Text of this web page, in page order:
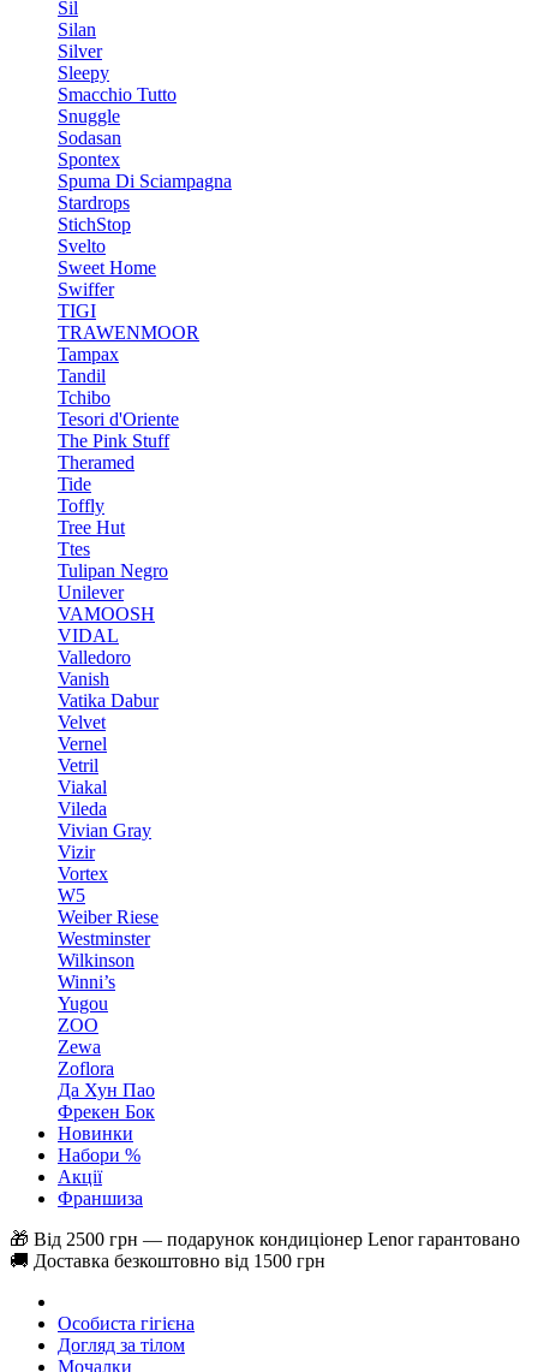
Sil
Silan
Silver
Sleepy
Smacchio Tutto
Snuggle
Sodasan
Spontex
Spuma Di Sciampagna
Stardrops
StichStop
Svelto
Sweet Home
Swiffer
TIGI
TRAWENMOOR
Tampax
Tandil
Tchibo
Tesori d'Oriente
The Pink Stuff
Theramed
Tide
Toffly
Tree Hut
Ttes
Tulipan Negro
Unilever
VAMOOSH
VIDAL
Valledoro
Vanish
Vatika Dabur
Velvet
Vernel
Vetril
Viakal
Vileda
Vivian Gray
Vizir
Vortex
W5
Weiber Riese
Westminster
Wilkinson
Winni’s
Yugou
ZOO
Zewa
Zoflora
Да Хун Пао
Фрекен Бок
Новинки
Набори %
Акції
Франшиза
🎁 Від 2500 грн — подарунок кондиціонер Lenor гарантовано
🚚 Доставка безкоштовно від 1500 грн
Особиста гігієна
Догляд за тілом
Мочалки